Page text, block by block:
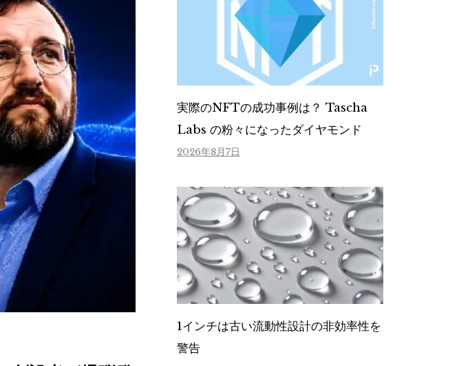
実際のNFTの成功事例は？ Tascha
Labs の粉々になったダイヤモンド
2026年8月7日
1インチは古い流動性設計の非効率性を
警告